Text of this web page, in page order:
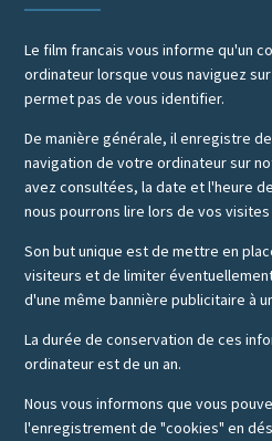
Le film francais vous informe qu'un
ordinateur lorsque vous naviguez
permet pas de vous identifier.
De manière générale, il enregistre
navigation de votre ordinateur sur
avez consultées, la date et l'heure
nous pourrons lire lors de vos
Son but unique est de mettre en
visiteurs et de limiter
d'une même bannière publicitaire à
La durée de conservation de ces
ordinateur est de un an.
Nous vous informons que vous
l'enregistrement de "cookies" en